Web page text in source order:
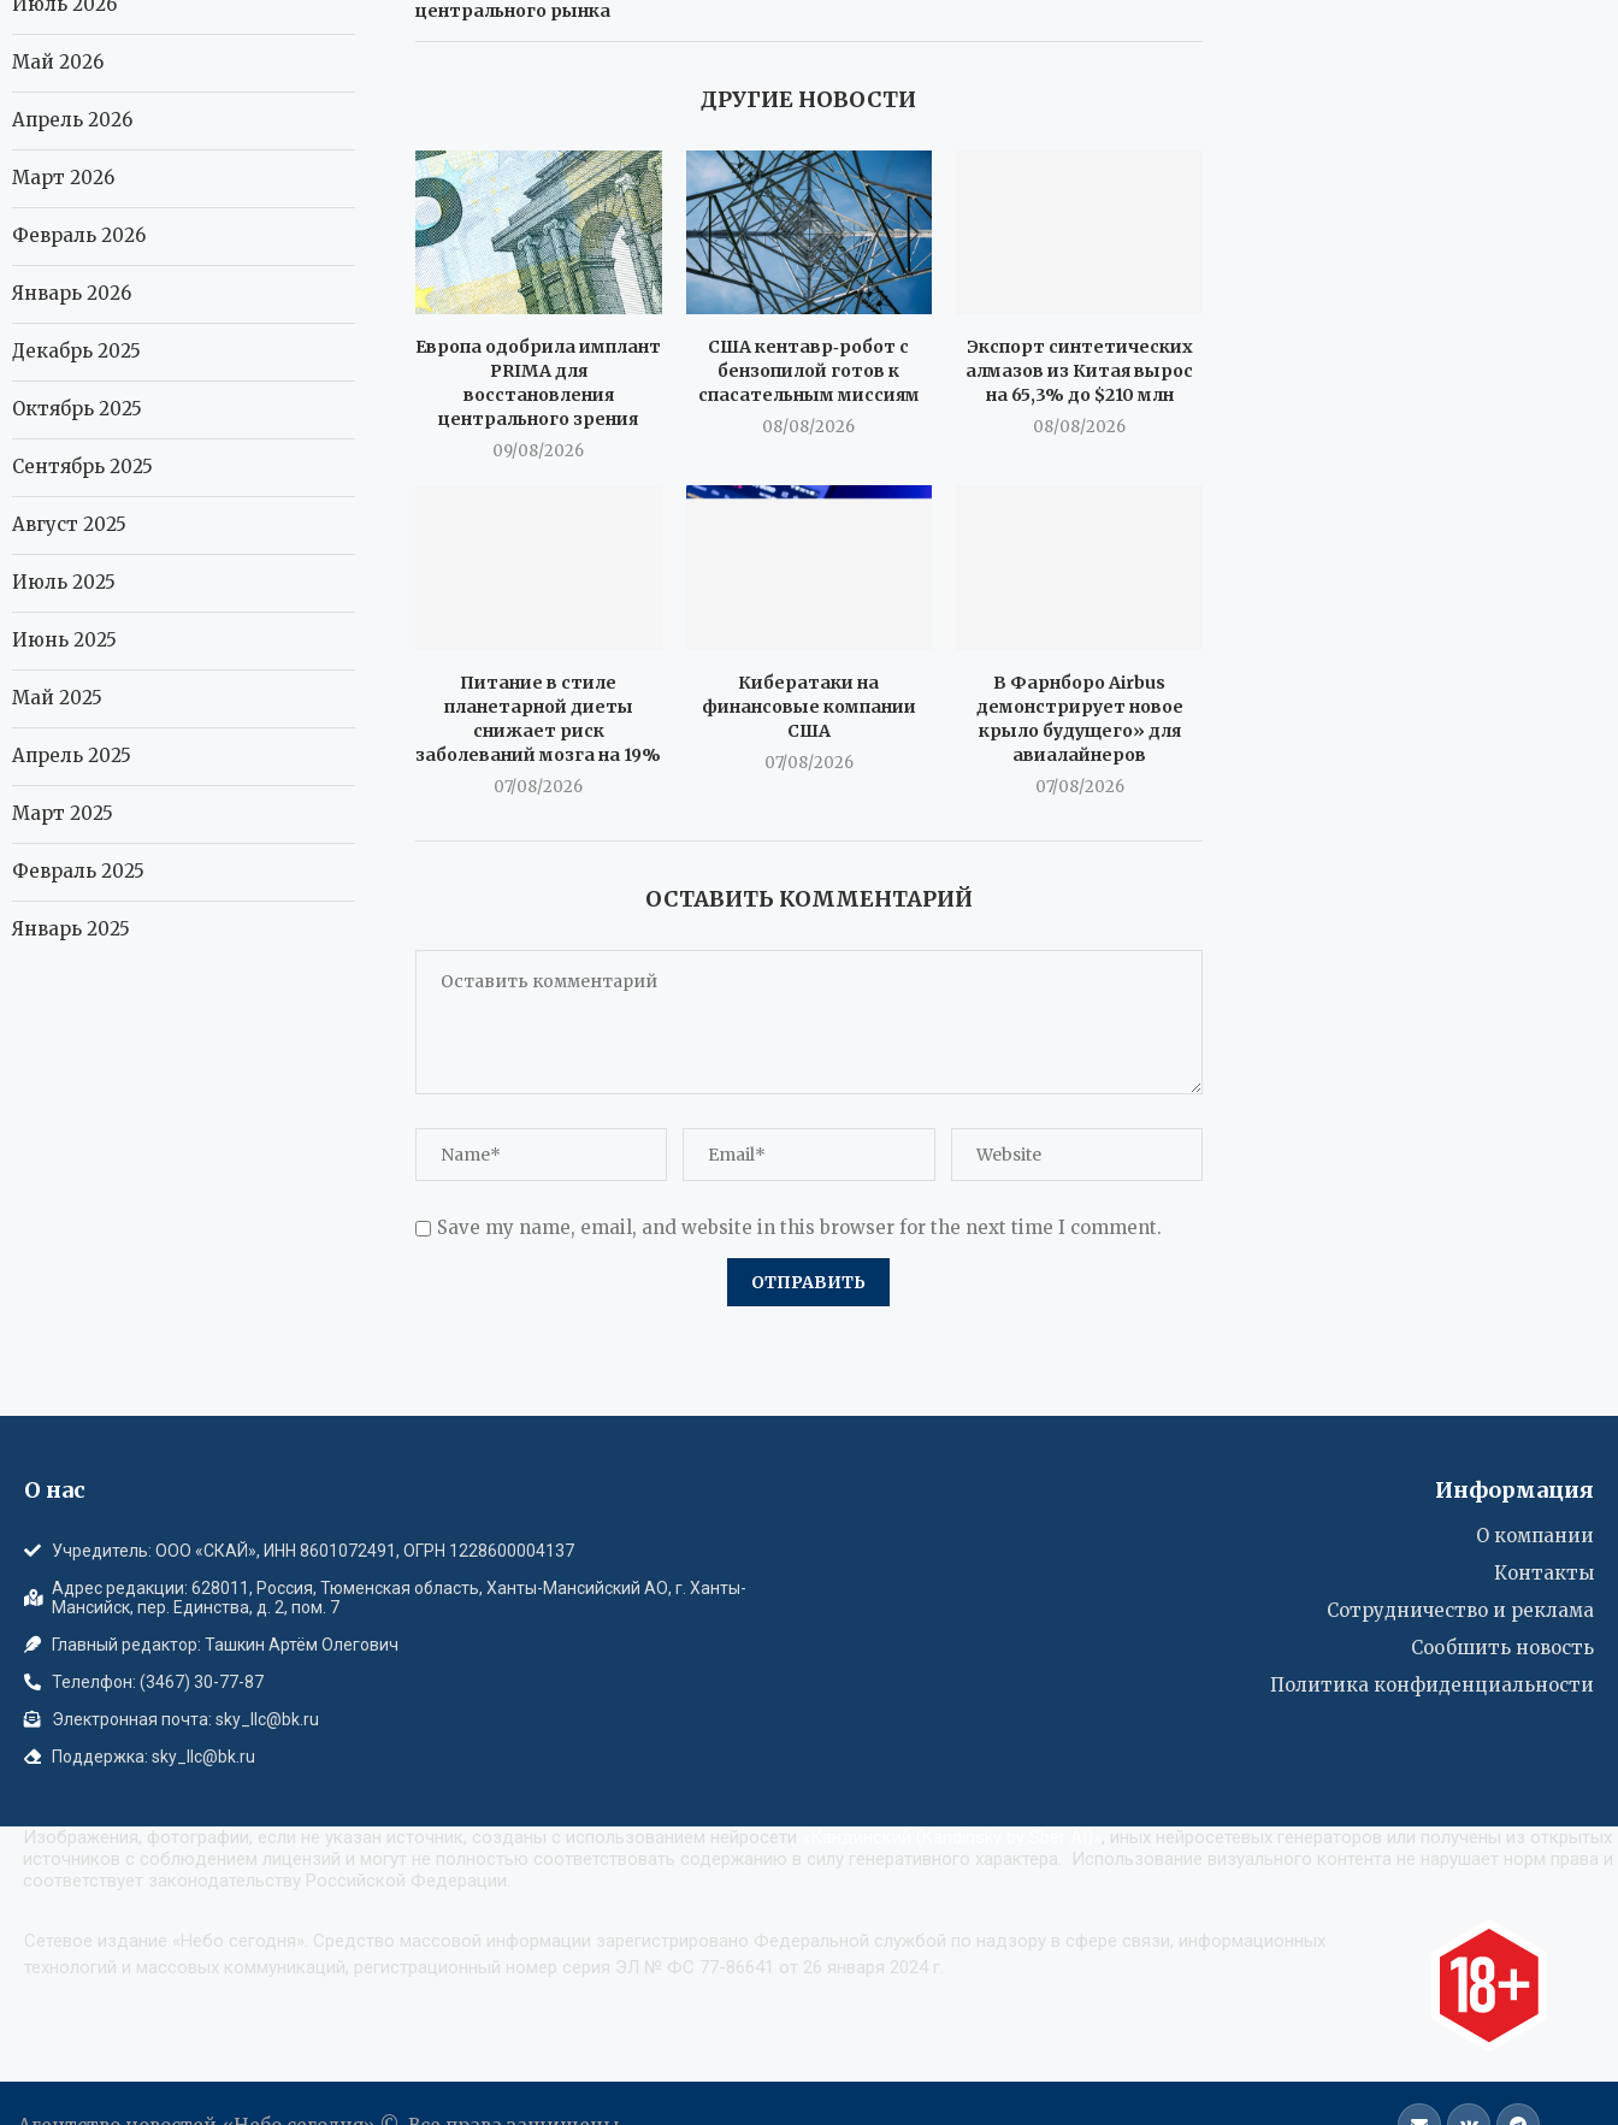
центрального рынка
ДРУГИЕ НОВОСТИ
Европа одобрила имплант
PRIMA для
восстановления
центрального зрения
09/08/2026
США кентавр‑робот с
бензопилой готов к
спасательным миссиям
08/08/2026
Экспорт синтетических
алмазов из Китая вырос
на 65,3% до $210 млн
08/08/2026
Питание в стиле
планетарной диеты
снижает риск
заболеваний мозга на 19%
07/08/2026
Кибератаки на
финансовые компании
США
07/08/2026
В Фарнборо Airbus
демонстрирует новое
крыло будущего» для
авиалайнеров
07/08/2026
ОСТАВИТЬ КОММЕНТАРИЙ
Save my name, email, and website in this browser for the next time I comment.
Май 2026
Апрель 2026
Март 2026
Февраль 2026
Январь 2026
Декабрь 2025
Октябрь 2025
Сентябрь 2025
Август 2025
Июль 2025
Июнь 2025
Май 2025
Апрель 2025
Март 2025
Февраль 2025
Январь 2025
О нас
Учредитель: ООО «СКАЙ», ИНН 8601072491, ОГРН 1228600004137
Адрес редакции: 628011, Россия, Тюменская область, Ханты-Мансийский АО, г. Ханты-
Мансийск, пер. Единства, д. 2, пом. 7
Главный редактор: Ташкин Артём Олегович
Телелфон: (3467) 30-77-87
Электронная почта: sky_llc@bk.ru
Поддержка: sky_llc@bk.ru
Информация
О компании
Контакты
Сотрудничество и реклама
Сообшить новость
Политика конфиденциальности
Изображения, фотографии, если не указан источник, созданы с использованием нейросети
, иных нейросетевых генераторов или получены из открытых
источников с соблюдением лицензий и могут не полностью соответствовать содержанию в силу генеративного характера. Использование визуального контента не нарушает норм права и
соответствует законодательству Российской Федерации.
Сетевое издание «Небо сегодня». Средство массовой информации зарегистрировано Федеральной службой по надзору в сфере связи, информационных
технологий и массовых коммуникаций, регистрационный номер серия ЭЛ № ФС 77-86641 от 26 января 2024 г.